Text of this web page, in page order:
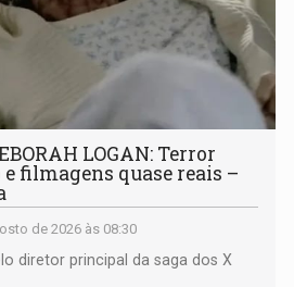
LOGAN: Terror
filmagens quase reais –
de 2026 às 08:30
diretor principal da saga dos X